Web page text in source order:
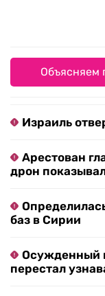
Объясняем
Израиль
Арестован
дрон
баз в Сирии
Осужденный
перестал